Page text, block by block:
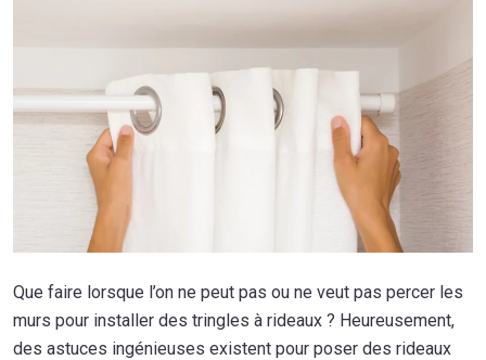
Que faire lorsque l’on ne peut pas ou ne veut pas percer les
murs pour installer des tringles à rideaux ? Heureusement,
des astuces ingénieuses existent pour poser des rideaux